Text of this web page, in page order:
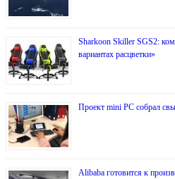
Sharkoon Skiller SGS2:
вариантах расцветки»
Проект mini PC собрал
Alibaba готовится к